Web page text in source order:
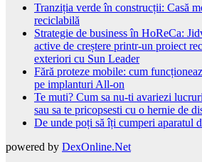
Tranziția verde în construcții: Casă
reciclabilă
Strategie de business în HoReCa:
active de creștere printr-un proiect
exteriori cu Sun Leader
Fără proteze mobile: cum
pe implanturi All-on
Te muti? Cum sa nu-ti avariezi
sau sa te pricopsesti cu o hernie de
De unde poți să îți cumperi aparatul
powered by DexOnline.Net